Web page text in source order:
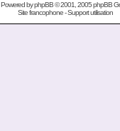
Powered byphpBB© 2001, 2005 phpBB
Site francophone-Support utilisation